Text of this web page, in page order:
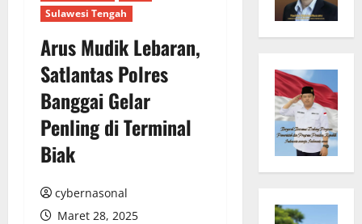
Sulawesi Tengah
Arus Mudik Lebaran,
Satlantas Polres
Banggai Gelar
Penling di Terminal
Biak
cybernasonal
Maret 28, 2025